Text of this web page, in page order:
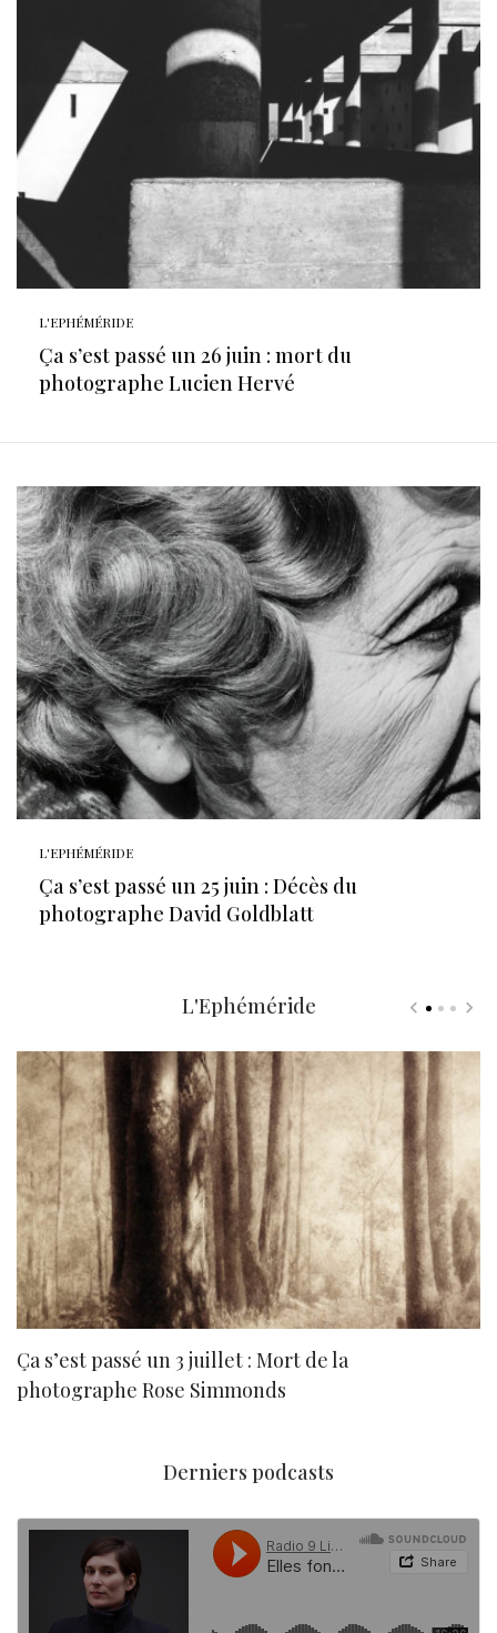
L'EPHÉMÉRIDE
Ça s’est passé un 26 juin : mort du
photographe Lucien Hervé
L'EPHÉMÉRIDE
Ça s’est passé un 25 juin : Décès du
photographe David Goldblatt
L'Ephéméride
Ça s’est passé un 3 juillet : Mort de la
photographe Rose Simmonds
Derniers podcasts